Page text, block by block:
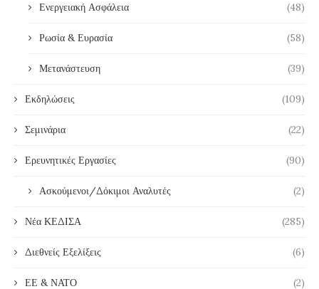
Ενεργειακή Ασφάλεια (48)
Ρωσία & Ευρασία (58)
Μετανάστευση (39)
Εκδηλώσεις (109)
Σεμινάρια (22)
Ερευνητικές Εργασίες (90)
Ασκούμενοι/Δόκιμοι Αναλυτές (2)
Νέα ΚΕΔΙΣΑ (285)
Διεθνείς Εξελίξεις (6)
ΕΕ & ΝΑΤΟ (2)